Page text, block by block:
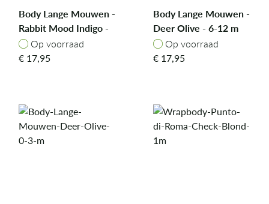
Body Lange Mouwen -
Rabbit Mood Indigo -
6-12 m
Op voorraad
Op voorraad
€ 17,95
Body Lange Mouwen -
Deer Olive - 6-12 m
Op voorraad
Op voorraad
€ 17,95